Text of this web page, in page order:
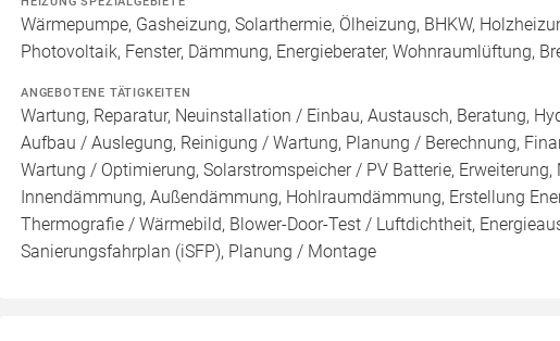
Wärmepumpe, Gasheizung, Solarthermie, Ölheizung, BHKW,
Photovoltaik, Fenster, Dämmung, Energieberater, Wohnraumlüftung,
ANGEBOTENE TÄTIGKEITEN
Wartung, Reparatur, Neuinstallation / Einbau, Austausch, Beratung,
Aufbau / Auslegung, Reinigung / Wartung, Planung / Berechnung,
Wartung / Optimierung, Solarstromspeicher / PV Batterie,
Innendämmung, Außendämmung, Hohlraumdämmung, Erstellung
Thermografie / Wärmebild, Blower-Door-Test / Luftdichtheit,
Sanierungsfahrplan (iSFP), Planung / Montage